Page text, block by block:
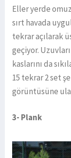
Eller yerde
sırt havada
tekrar açılarak
geçiyor.
kaslarını da
15 tekrar 2 set
görüntüsüne
3- Plank